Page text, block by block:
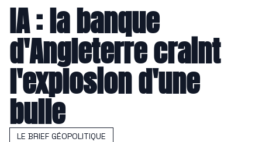
IA : la banque
d'Angleterre craint
l'explosion d'une
bulle
LE BRIEF GÉOPOLITIQUE